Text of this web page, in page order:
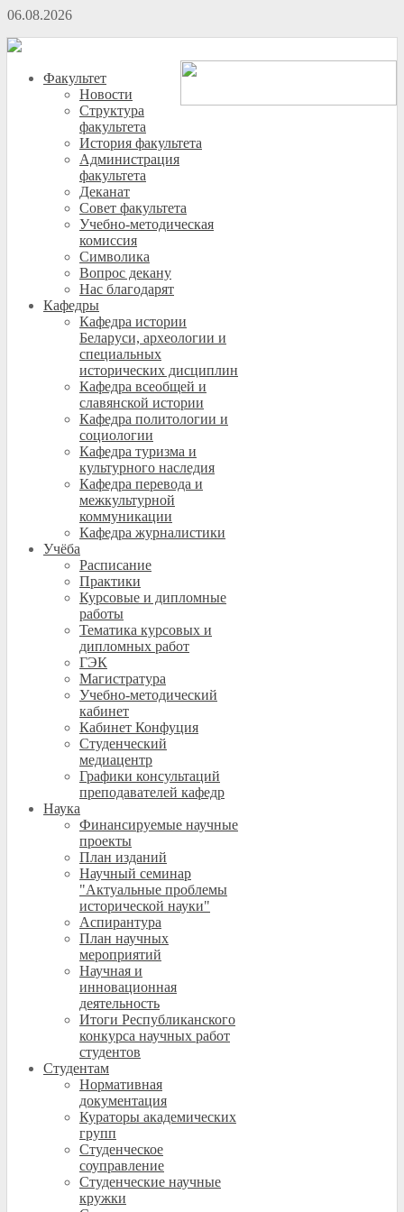
06.08.2026
Факультет
Новости
Структура
факультета
История факультета
Администрация
факультета
Деканат
Совет факультета
Учебно-методическая
комиссия
Символика
Вопрос декану
Нас благодарят
Кафедры
Кафедра истории
Беларуси, археологии и
специальных
исторических дисциплин
Кафедра всеобщей и
славянской истории
Кафедра политологии и
социологии
Кафедра туризма и
культурного наследия
Кафедра перевода и
межкультурной
коммуникации
Кафедра журналистики
Учёба
Расписание
Практики
Курсовые и дипломные
работы
Тематика курсовых и
дипломных работ
ГЭК
Магистратура
Учебно-методический
кабинет
Кабинет Конфуция
Студенческий
медиацентр
Графики консультаций
преподавателей кафедр
Наука
Финансируемые научные
проекты
План изданий
Научный семинар
"Актуальные проблемы
исторической науки"
Аспирантура
План научных
мероприятий
Научная и
инновационная
деятельность
Итоги Республиканского
конкурса научных работ
студентов
Студентам
Нормативная
документация
Кураторы академических
групп
Студенческое
соуправление
Студенческие научные
кружки